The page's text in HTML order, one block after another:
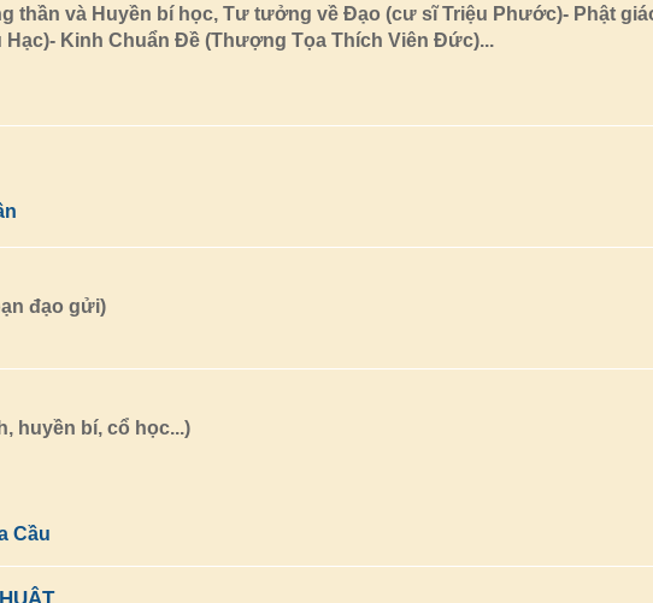
thần và Huyền bí học, Tư tưởng về Đạo (cư sĩ Triệu Phước)- Phật
Kinh Chuẩn Đề (Thượng Tọa Thích Viên Đức)...
đạo gửi)
huyền bí, cổ học...)
Cầu